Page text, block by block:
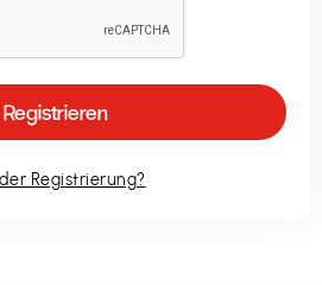
Registrierung?